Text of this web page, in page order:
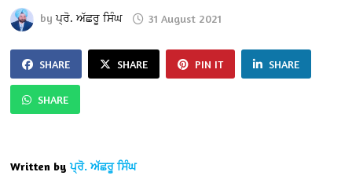
byਪ੍ਰੋ. ਅੱਛਰੂ ਸਿੰਘ 31 August 2021
SHARE SHARE PIN IT SHARE
SHARE
Written by ਪ੍ਰੋ. ਅੱਛਰੂ ਸਿੰਘ